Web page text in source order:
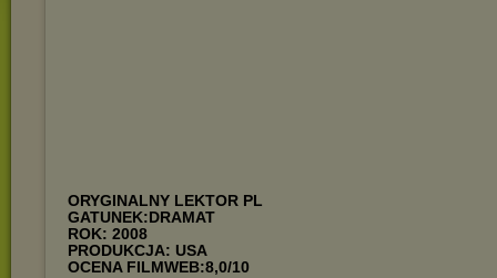
ORYGINALNY LEKTOR PL
GATUNEK:DRAMAT
ROK: 2008
PRODUKCJA: USA
OCENA FILMWEB:8,0/10